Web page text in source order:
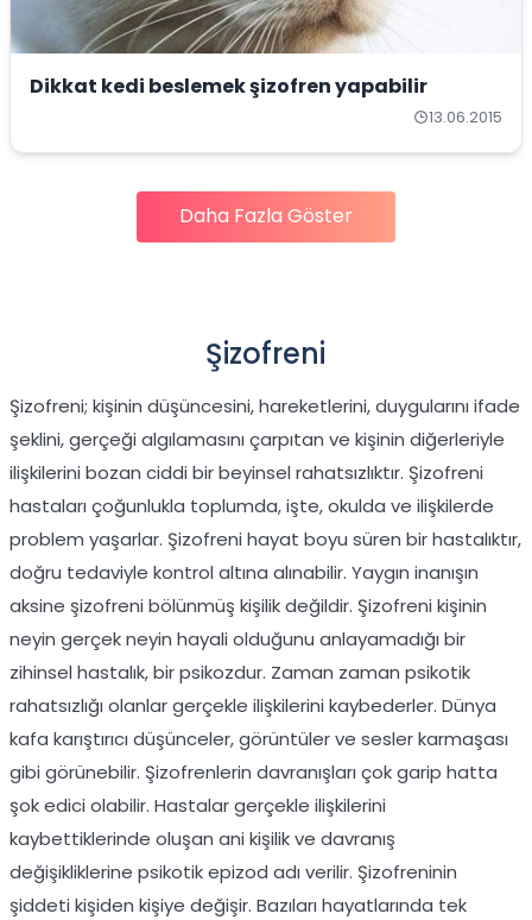
Dikkat kedi beslemek şizofren yapabilir
13.06.2015
Daha Fazla Göster
Şizofreni
Şizofreni; kişinin düşüncesini, hareketlerini, duygularını ifade
şeklini, gerçeği algılamasını çarpıtan ve kişinin diğerleriyle
ilişkilerini bozan ciddi bir beyinsel rahatsızlıktır. Şizofreni
hastaları çoğunlukla toplumda, işte, okulda ve ilişkilerde
problem yaşarlar. Şizofreni hayat boyu süren bir hastalıktır,
doğru tedaviyle kontrol altına alınabilir. Yaygın inanışın
aksine şizofreni bölünmüş kişilik değildir. Şizofreni kişinin
neyin gerçek neyin hayali olduğunu anlayamadığı bir
zihinsel hastalık, bir psikozdur. Zaman zaman psikotik
rahatsızlığı olanlar gerçekle ilişkilerini kaybederler. Dünya
kafa karıştırıcı düşünceler, görüntüler ve sesler karmaşası
gibi görünebilir. Şizofrenlerin davranışları çok garip hatta
şok edici olabilir. Hastalar gerçekle ilişkilerini
kaybettiklerinde oluşan ani kişilik ve davranış
değişikliklerine psikotik epizod adı verilir. Şizofreninin
şiddeti kişiden kişiye değişir. Bazıları hayatlarında tek